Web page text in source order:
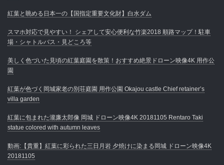
紅葉と眺める日本一の【国指定重要文化財】白水ダム
スマホ対応で見やすい！ シェアして安心便利な竹楽2018 順路マップ！駐車
場・シャトルバス・見どころ等
美しく色づいた見頃の紅葉庭園を散策！おすすめ絶景ドローン映像4K 用作公
園
紅葉が色づく岡城家老の別荘庭園 用作公園 Okajou castle Chief retainer’s
villa garden
紅葉に包まれた瀧廉太郎像 岡城 ドローン映像4K 20181105 Rentaro Taki
statue colored with autumn leaves
動画:【貴重】紅葉に彩られた三日月岩 夕焼けに染まる岡城 ドローン映像4K
20181105